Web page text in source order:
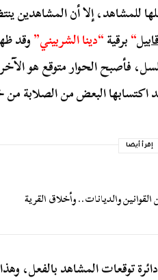
للمشاهد، إلا أن المشاهدين
“برقية“دينا الشربيني”وقد
فأصبح الحوار متوقع هو
اكتسابها البعض من الصلابة
إقرأ أيضا
والديانات.. وأخلاق القرية
توقعات المشاهد بالفعل، وهذا